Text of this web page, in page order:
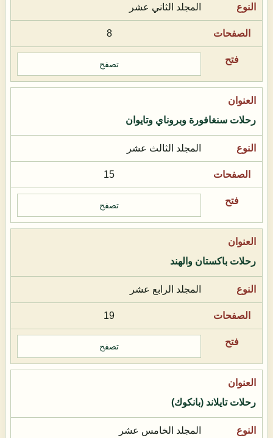
المجلد الثاني عشر
8
تصفح
رحلات سنغافورة وبروناي وتايوان
المجلد الثالث عشر
15
تصفح
رحلات باكستان والهند
المجلد الرابع عشر
19
تصفح
رحلات تايلاند (بانكوك)
المجلد الخامس عشر